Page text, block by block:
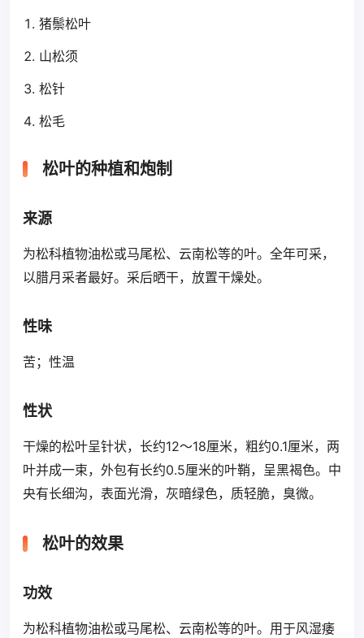
猪鬃松叶
山松须
松针
松毛
松叶的种植和炮制
来源
为松科植物油松或马尾松、云南松等的叶。全年可采，
以腊月采者最好。采后晒干，放置干燥处。
性味
苦；性温
性状
干燥的松叶呈针状，长约12～18厘米，粗约0.1厘米，两
叶并成一束，外包有长约0.5厘米的叶鞘，呈黑褐色。中
央有长细沟，表面光滑，灰暗绿色，质轻脆，臭微。
松叶的效果
功效
为松科植物油松或马尾松、云南松等的叶。用于风湿痿